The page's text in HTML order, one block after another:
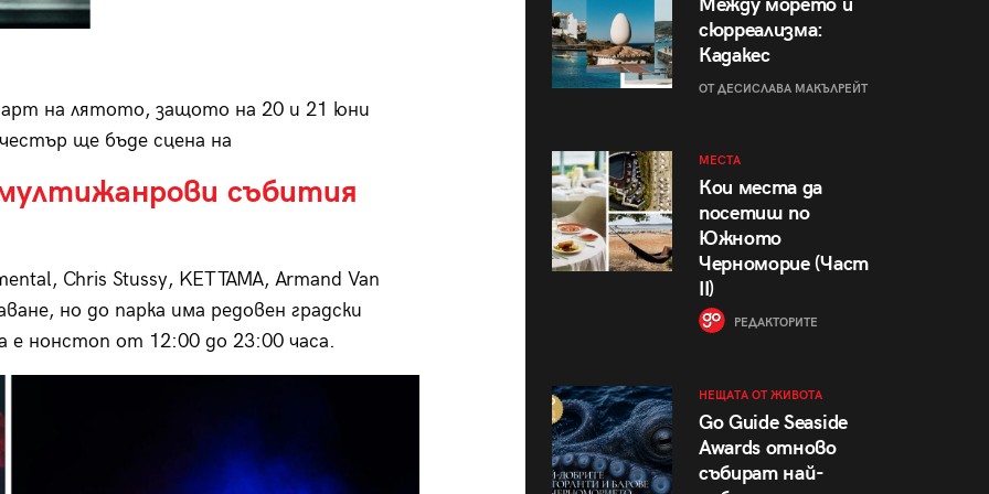
на лятото, защото на 20 и 21 юни
ще бъде сцена на
събития
Chris Stussy, KETTAMA, Armand Van
но до парка има редовен градски
е нонстоп от 12:00 до 23:00 часа.
Между морето и
сюрреализма:
Кадакес
ОТ ДЕСИСЛАВА МАКЪЛРЕЙТ
МЕСТА
Кои места да
посетиш по
Южното
Черноморие (Част
II)
РЕДАКТОРИТЕ
НЕЩАТА ОТ ЖИВОТА
Go Guide Seaside
Awards отново
събират най-